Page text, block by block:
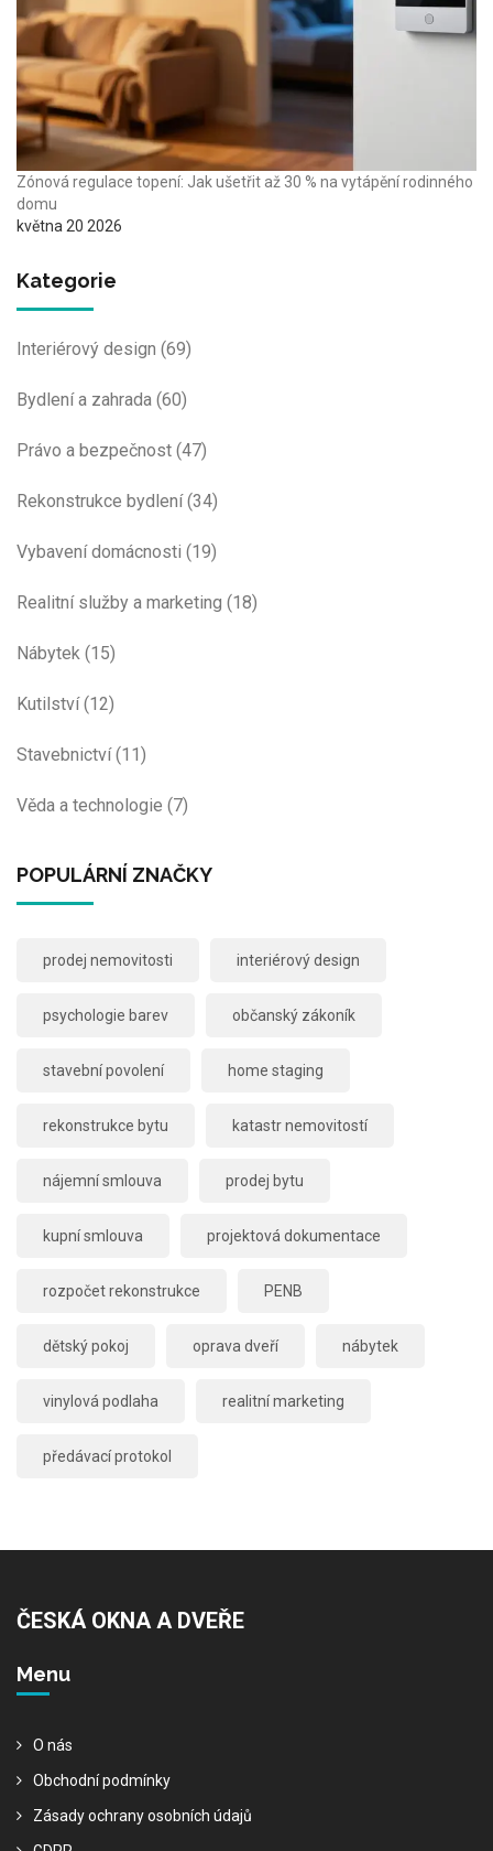
Zónová regulace topení: Jak ušetřit až 30 % na vytápění rodinného
domu
května 20 2026
Kategorie
Interiérový design (69)
Bydlení a zahrada (60)
Právo a bezpečnost (47)
Rekonstrukce bydlení(34)
Vybavení domácnosti (19)
Realitní služby a marketing (18)
Nábytek (15)
Kutilství(12)
Stavebnictví(11)
Věda a technologie (7)
POPULÁRNÍ ZNAČKY
prodej nemovitosti interiérový design
psychologie barev občanský zákoník
stavební povolení home staging
rekonstrukce bytu katastr nemovitostí
nájemní smlouva prodej bytu
kupní smlouva projektová dokumentace
rozpočet rekonstrukce PENB
dětský pokoj oprava dveří nábytek
vinylová podlaha realitní marketing
předávací protokol
ČESKÁ OKNA A DVEŘE
Menu
O nás
Obchodní podmínky
Zásady ochrany osobních údajů